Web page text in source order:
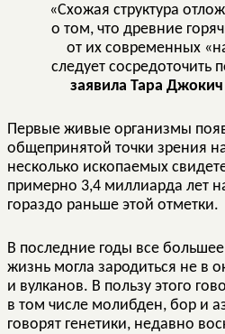
«Схожая структура
о том, что древние
от их современных
следует
заявила Тара
Первые живые организмы
общепринятой точки зрения
несколько ископаемых
примерно 3,4 миллиарда лет
гораздо раньше этой отметки.
В последние годы все
жизнь могла зародиться не в
и вулканов. В пользу этого
в том числе молибден, бор и
говорят генетики, недавно